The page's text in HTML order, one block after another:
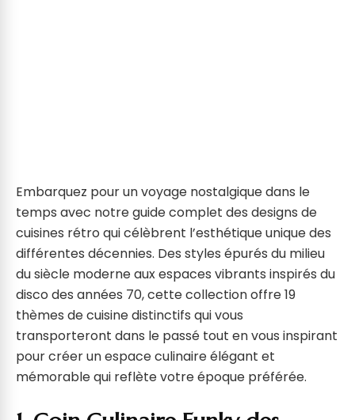
Embarquez pour un voyage nostalgique dans le
temps avec notre guide complet des designs de
cuisines rétro qui célèbrent l’esthétique unique des
différentes décennies. Des styles épurés du milieu
du siècle moderne aux espaces vibrants inspirés du
disco des années 70, cette collection offre 19
thèmes de cuisine distinctifs qui vous
transporteront dans le passé tout en vous inspirant
pour créer un espace culinaire élégant et
mémorable qui reflète votre époque préférée.